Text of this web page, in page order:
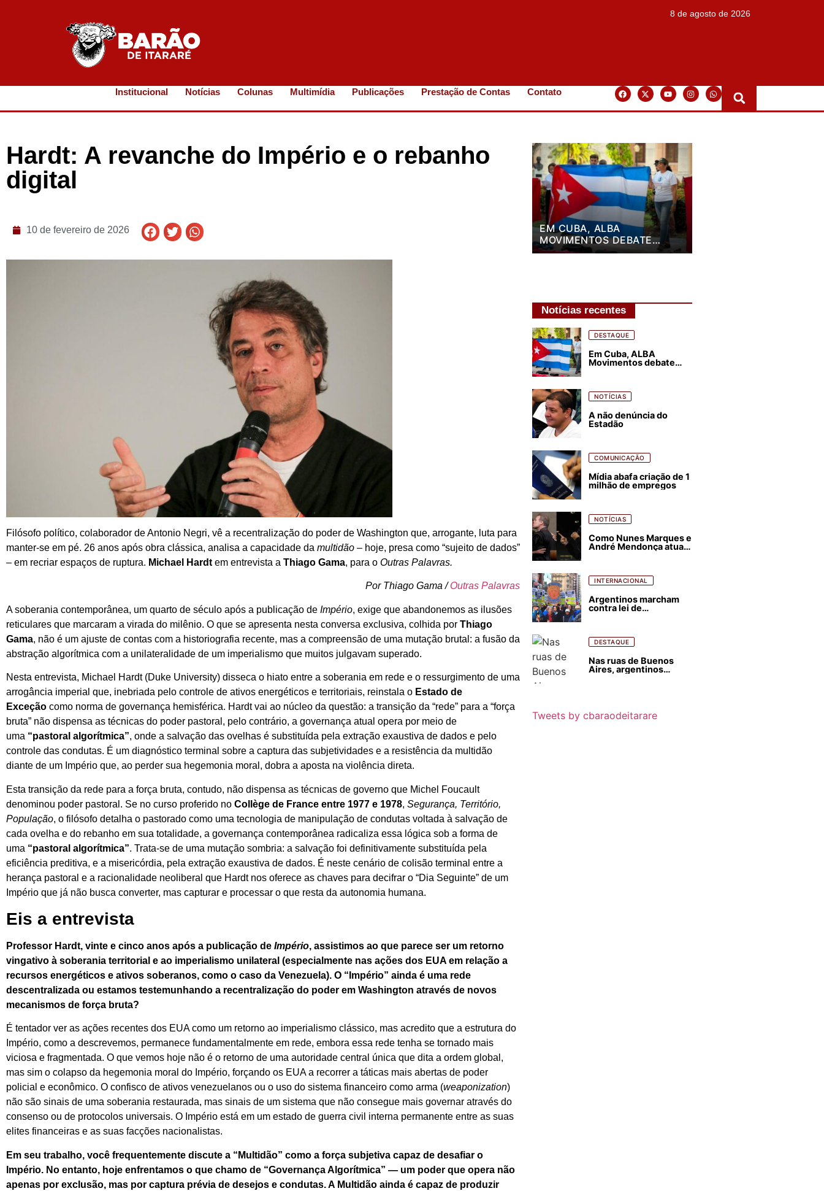
8 de agosto de 2026
Institucional Notícias Colunas Multimídia Publicações Prestação de Contas Contato
Hardt: A revanche do Império e o rebanho
digital
10 de fevereiro de 2026
Filósofo político, colaborador de Antonio Negri, vê a recentralização do poder de Washington que, arrogante, luta para
manter-se em pé. 26 anos após obra clássica, analisa a capacidade da multidão – hoje, presa como “sujeito de dados”
– em recriar espaços de ruptura. Michael Hardt em entrevista a Thiago Gama, para o Outras Palavras.
Por Thiago Gama /Outras Palavras
A soberania contemporânea, um quarto de século após a publicação de Império, exige que abandonemos as ilusões
reticulares que marcaram a virada do milênio. O que se apresenta nesta conversa exclusiva, colhida por Thiago
Gama, não é um ajuste de contas com a historiografia recente, mas a compreensão de uma mutação brutal: a fusão da
abstração algorítmica com a unilateralidade de um imperialismo que muitos julgavam superado.
Nesta entrevista, Michael Hardt (Duke University) disseca o hiato entre a soberania em rede e o ressurgimento de uma
arrogância imperial que, inebriada pelo controle de ativos energéticos e territoriais, reinstala o Estado de
Exceção como norma de governança hemisférica. Hardt vai ao núcleo da questão: a transição da “rede” para a “força
bruta” não dispensa as técnicas do poder pastoral, pelo contrário, a governança atual opera por meio de
uma “pastoral algorítmica”, onde a salvação das ovelhas é substituída pela extração exaustiva de dados e pelo
controle das condutas. É um diagnóstico terminal sobre a captura das subjetividades e a resistência da multidão
diante de um Império que, ao perder sua hegemonia moral, dobra a aposta na violência direta.
Esta transição da rede para a força bruta, contudo, não dispensa as técnicas de governo que Michel Foucault
denominou poder pastoral. Se no curso proferido no Collège de France entre 1977 e 1978, Segurança, Território,
População, o filósofo detalha o pastorado como uma tecnologia de manipulação de condutas voltada à salvação de
cada ovelha e do rebanho em sua totalidade, a governança contemporânea radicaliza essa lógica sob a forma de
uma “pastoral algorítmica”. Trata-se de uma mutação sombria: a salvação foi definitivamente substituída pela
eficiência preditiva, e a misericórdia, pela extração exaustiva de dados. É neste cenário de colisão terminal entre a
herança pastoral e a racionalidade neoliberal que Hardt nos oferece as chaves para decifrar o “Dia Seguinte” de um
Império que já não busca converter, mas capturar e processar o que resta da autonomia humana.
Eis a entrevista
Professor Hardt, vinte e cinco anos após a publicação de Império, assistimos ao que parece ser um retorno
vingativo à soberania territorial e ao imperialismo unilateral (especialmente nas ações dos EUA em relação a
recursos energéticos e ativos soberanos, como o caso da Venezuela). O “Império” ainda é uma rede
descentralizada ou estamos testemunhando a recentralização do poder em Washington através de novos
mecanismos de força bruta?
É tentador ver as ações recentes dos EUA como um retorno ao imperialismo clássico, mas acredito que a estrutura do
Império, como a descrevemos, permanece fundamentalmente em rede, embora essa rede tenha se tornado mais
viciosa e fragmentada. O que vemos hoje não é o retorno de uma autoridade central única que dita a ordem global,
mas sim o colapso da hegemonia moral do Império, forçando os EUA a recorrer a táticas mais abertas de poder
policial e econômico. O confisco de ativos venezuelanos ou o uso do sistema financeiro como arma (weaponization)
não são sinais de uma soberania restaurada, mas sinais de um sistema que não consegue mais governar através do
consenso ou de protocolos universais. O Império está em um estado de guerra civil interna permanente entre as suas
elites financeiras e as suas facções nacionalistas.
Em seu trabalho, você frequentemente discute a “Multidão” como a força subjetiva capaz de desafiar o
Império. No entanto, hoje enfrentamos o que chamo de “Governança Algorítmica” — um poder que opera não
apenas por exclusão, mas por captura prévia de desejos e condutas. A Multidão ainda é capaz de produzir
EM CUBA, ALBA
MOVIMENTOS DEBATE
PLANO DE LUTA PARA OS
Notícias recentes
DESTAQUE
Em Cuba, ALBA
Movimentos debate
NOTÍCIAS
A não denúncia do
Estadão
COMUNICAÇÃO
Mídia abafa criação de 1
milhão de empregos
NOTÍCIAS
Como Nunes Marques e
André Mendonça atuam
INTERNACIONAL
Argentinos marcham
contra lei de
florestais
DESTAQUE
Nas ruas de Buenos
Aires, argentinos
Tweets by cbaraodeitarare